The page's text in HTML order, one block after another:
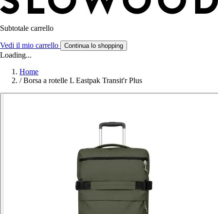
Subtotale carrello
Vedi il mio carrello Continua lo shopping
Loading...
Home
/ Borsa a rotelle L Eastpak Transit'r Plus